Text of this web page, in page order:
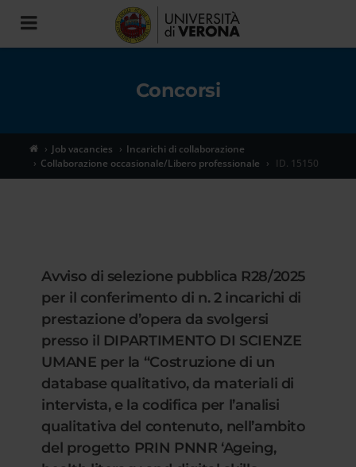
Toggle
navigation
Concorsi
Job vacancies
Incarichi di collaborazione
Collaborazione occasionale/Libero professionale
ID. 15150
Avviso di selezione pubblica R28/2025
per il conferimento di n. 2 incarichi di
prestazione d’opera da svolgersi
presso il DIPARTIMENTO DI SCIENZE
UMANE per la “Costruzione di un
database qualitativo, da materiali di
intervista, e la codifica per l’analisi
qualitativa del contenuto, nell’ambito
del progetto PRIN PNNR ‘Ageing,